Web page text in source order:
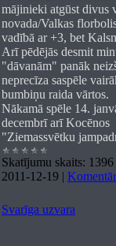
mājinieki atgūst divus
novada/Valkas
vadībā ar +3, bet
Arī pēdējās desmit
"dāvanām" panāk
neprecīza saspēle
bumbiņu raida vārtos.
Nākamā spēle 14.
decembrī arī Kocēnos
"Ziemassvētku
Skatījumu skaits: 1396
2011-12-19 |
Svarīga uzvara